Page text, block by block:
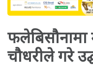
फलेबिसौनामा
चौधरीले गरे